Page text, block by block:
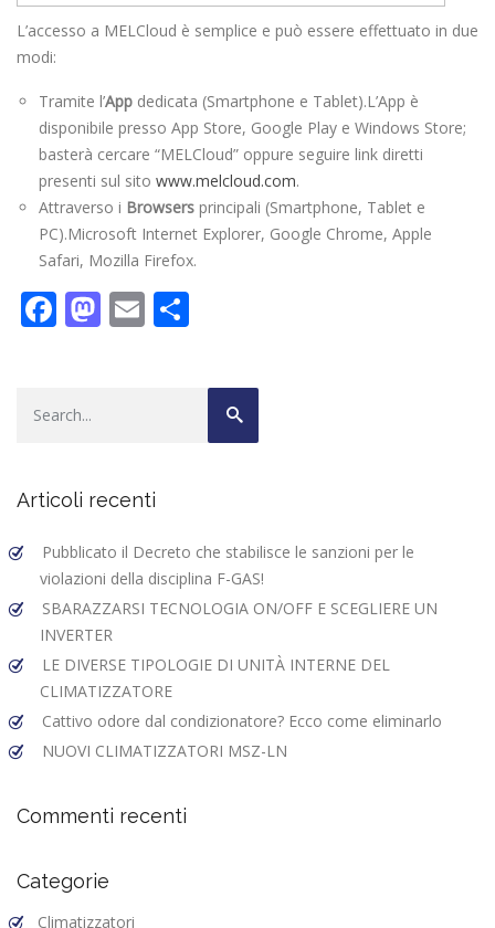
L’accesso a MELCloud è semplice e può essere effettuato in due
modi:
Tramite l’App dedicata (Smartphone e Tablet).L’App è
disponibile presso App Store, Google Play e Windows Store;
basterà cercare “MELCloud” oppure seguire link diretti
presenti sul sito www.melcloud.com.
Attraverso i Browsers principali (Smartphone, Tablet e
PC).Microsoft Internet Explorer, Google Chrome, Apple
Safari, Mozilla Firefox.
F
b
o
k
M
n
E
n
vi
Articoli recenti
Pubblicato il Decreto che stabilisce le sanzioni per le
violazioni della disciplina F-GAS!
SBARAZZARSI TECNOLOGIA ON/OFF E SCEGLIERE UN
INVERTER
LE DIVERSE TIPOLOGIE DI UNITÀ INTERNE DEL
CLIMATIZZATORE
Cattivo odore dal condizionatore? Ecco come eliminarlo
NUOVI CLIMATIZZATORI MSZ-LN
Commenti recenti
Categorie
Climatizzatori